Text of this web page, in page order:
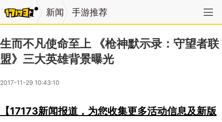
新闻 手游推荐
生而不凡使命至上 《枪神默示录：守望者联
盟》三大英雄背景曝光
2017-11-29 10:43:10
【17173新闻报道，为您收集更多活动信息及新版